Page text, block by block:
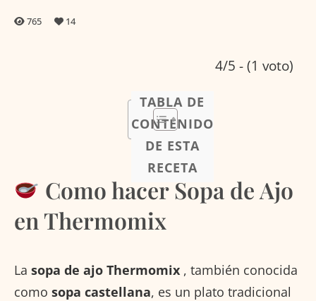
765 14
4/5 - (1 voto)
TABLA DE
CONTENIDO
DE ESTA
RECETA
Como hacer Sopa de Ajo
en Thermomix
La sopa de ajo Thermomix , también conocida
como sopa castellana, es un plato tradicional